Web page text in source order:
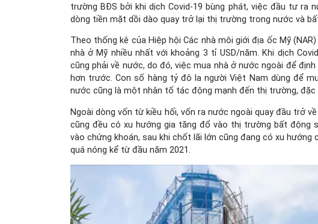
trường BĐS bởi khi dịch Covid-19 bùng phát, việc đầu tư ra
dòng tiền mặt dồi dào quay trở lại thị trường trong nước và
Theo thống kê của Hiệp hội Các nhà môi giới địa ốc Mỹ
nhà ở Mỹ nhiều nhất với khoảng 3 tỉ USD/năm. Khi dịch
cũng phải về nước, do đó, việc mua nhà ở nước ngoài để
hơn trước. Con số hàng tỷ đô la người Việt Nam dùng để
nước cũng là một nhân tố tác động mạnh đến thị trường,
Ngoài dòng vốn từ kiều hối, vốn ra nước ngoài quay đầu trở
cũng đều có xu hướng gia tăng đổ vào thị trường bất động
vào chứng khoán, sau khi chốt lãi lớn cũng đang có xu
quá nóng kể từ đầu năm 2021.